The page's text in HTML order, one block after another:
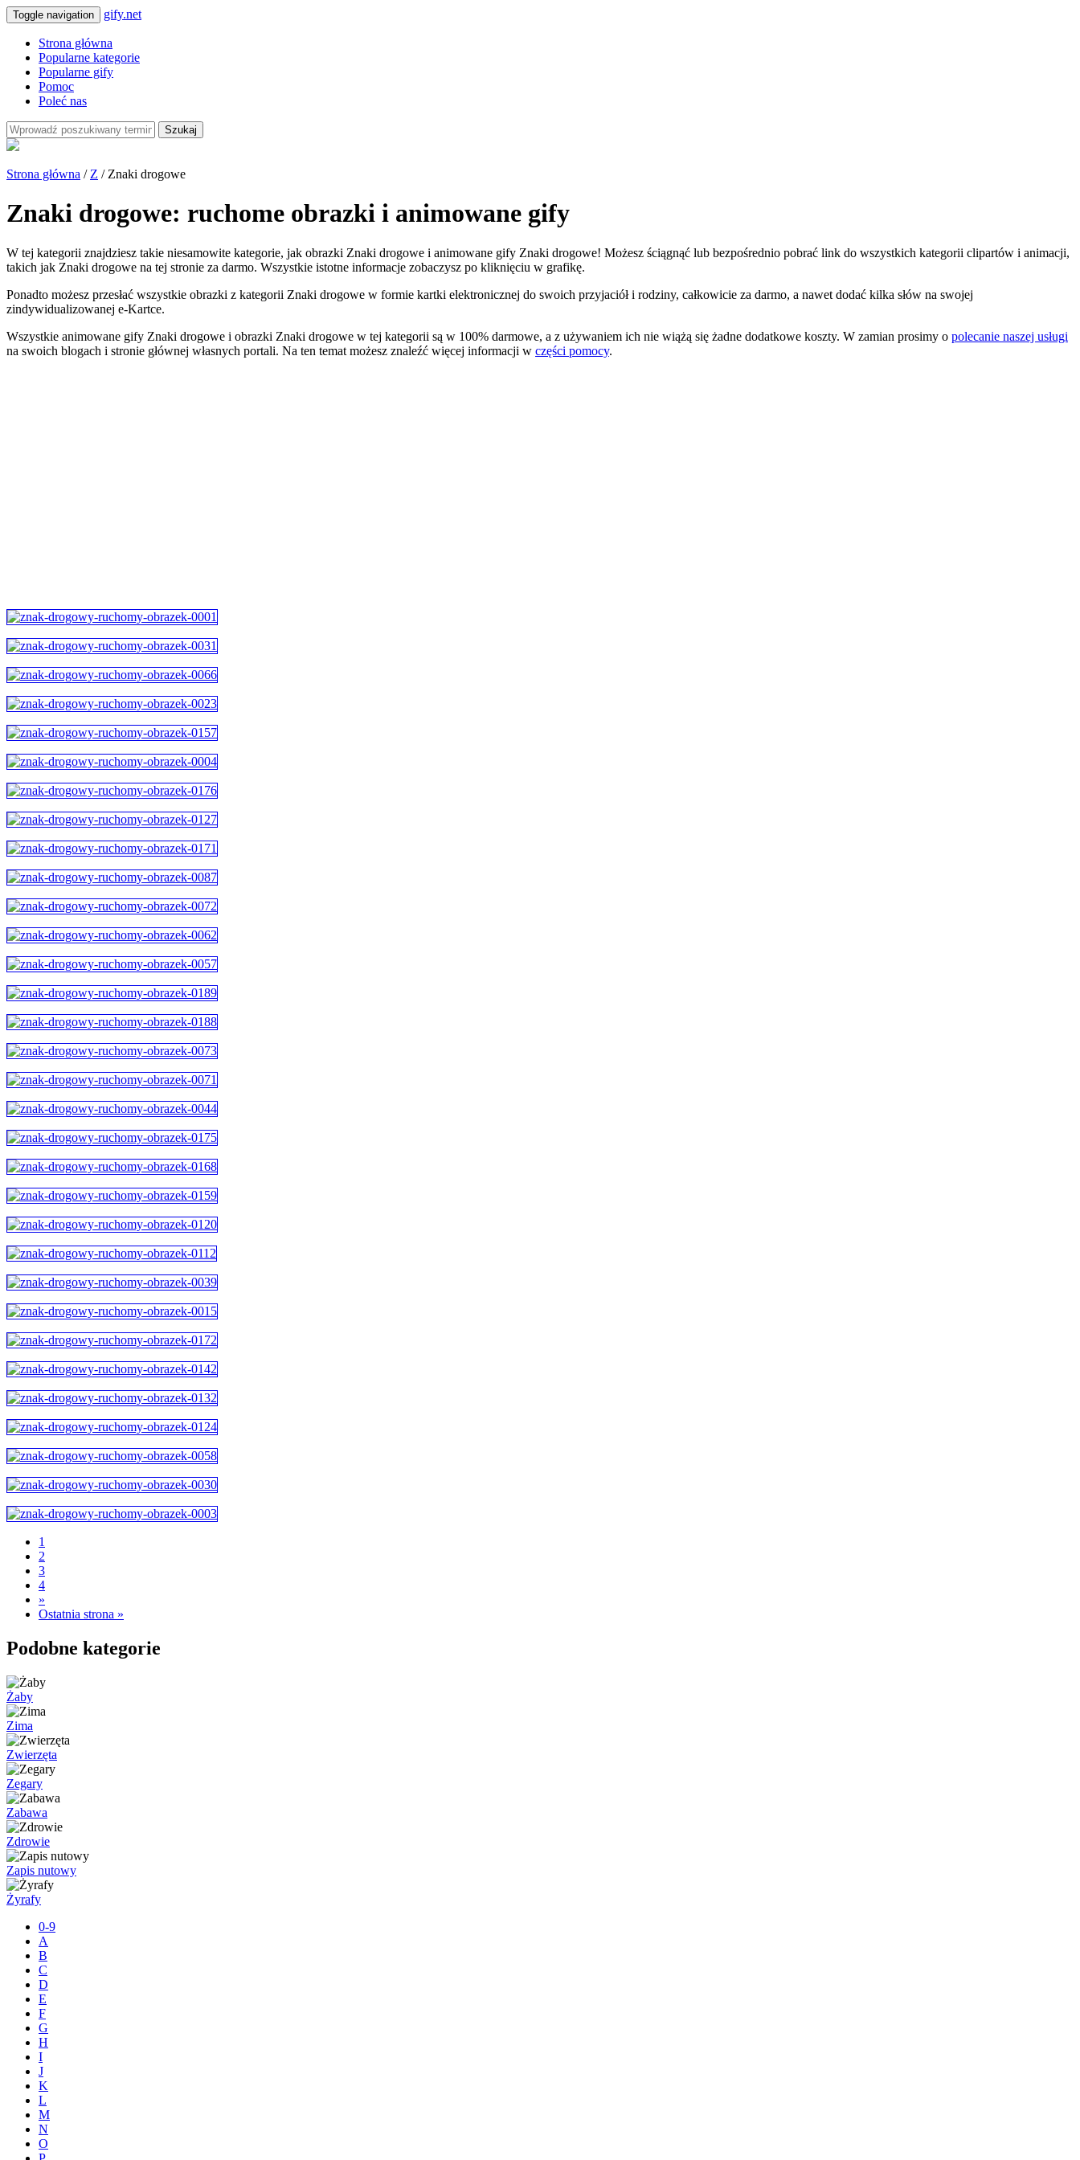
Toggle navigation gify.net
Strona główna
Popularne kategorie
Popularne gify
Pomoc
Poleć nas
Szukaj
Strona główna / Z / Znaki drogowe
Znaki drogowe: ruchome obrazki i animowane gify
W tej kategorii znajdziesz takie niesamowite kategorie, jak obrazki Znaki drogowe i animowane gify Znaki drogowe! Możesz ściągnąć lub bezpośrednio pobrać link do wszystkich kategorii clipartów i animacji,
takich jak Znaki drogowe na tej stronie za darmo. Wszystkie istotne informacje zobaczysz po kliknięciu w grafikę.
Ponadto możesz przesłać wszystkie obrazki z kategorii Znaki drogowe w formie kartki elektronicznej do swoich przyjaciół i rodziny, całkowicie za darmo, a nawet dodać kilka słów na swojej
zindywidualizowanej e-Kartce.
Wszystkie animowane gify Znaki drogowe i obrazki Znaki drogowe w tej kategorii są w 100% darmowe, a z używaniem ich nie wiążą się żadne dodatkowe koszty. W zamian prosimy o polecanie naszej usługi
na swoich blogach i stronie głównej własnych portali. Na ten temat możesz znaleźć więcej informacji w części pomocy.
1
2
3
4
»
Ostatnia strona »
Podobne kategorie
Żaby
Zima
Zwierzęta
Zegary
Zabawa
Zdrowie
Zapis nutowy
Żyrafy
0-9
A
B
C
D
E
F
G
H
I
J
K
L
M
N
O